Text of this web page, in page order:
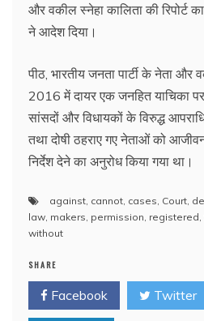
और वकील स्नेहा कालिता की रिपोर्ट
ने आदेश दिया।
पीठ, भारतीय जनता पार्टी के नेता और
2016 में दायर एक जनहित याचिका
सांसदों और विधायकों के विरुद्ध
तथा दोषी ठहराए गए नेताओं को
निर्देश देने का अनुरोध किया गया था।
against cannot cases Court
law makers permission registered
without
SHARE
Facebook Twitter